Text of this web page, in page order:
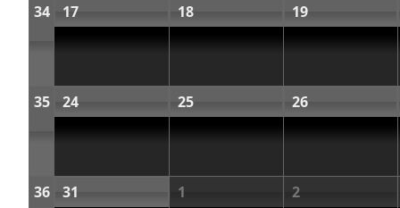
34 17 18 19
35 24 25 26
36 31 1 2